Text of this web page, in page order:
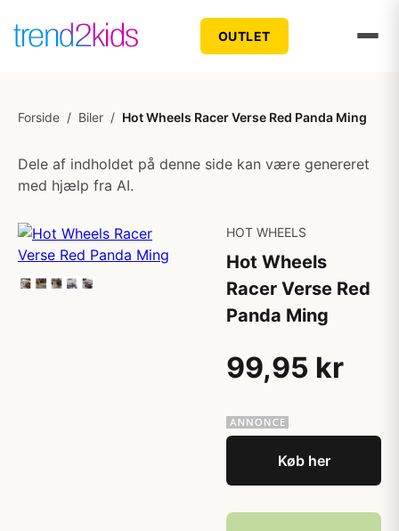
OUTLET
Forside / Biler / Hot Wheels Racer Verse Red Panda Ming
Dele af indholdet på denne side kan være genereret
med hjælp fra AI.
HOT WHEELS
Hot Wheels
Racer Verse Red
Panda Ming
99,95 kr
Køb her